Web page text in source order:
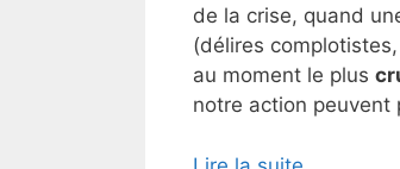
de la crise, quand
(délires
au moment le plus
notre action peuvent